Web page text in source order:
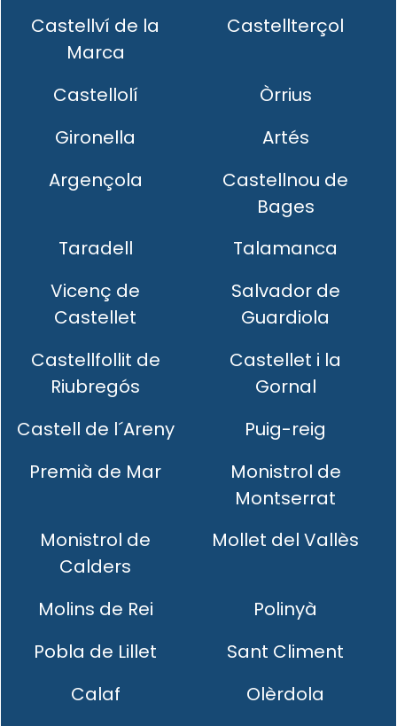
Castellví de la
Marca
Castellterçol
Castellolí
Òrrius
Gironella
Artés
Argençola
Castellnou de
Bages
Taradell
Talamanca
Vicenç de
Castellet
Salvador de
Guardiola
Castellfollit de
Riubregós
Castellet i la
Gornal
Castell de l´Areny
Puig-reig
Premià de Mar
Monistrol de
Montserrat
Monistrol de
Calders
Mollet del Vallès
Molins de Rei
Polinyà
Pobla de Lillet
Sant Climent
Calaf
Olèrdola